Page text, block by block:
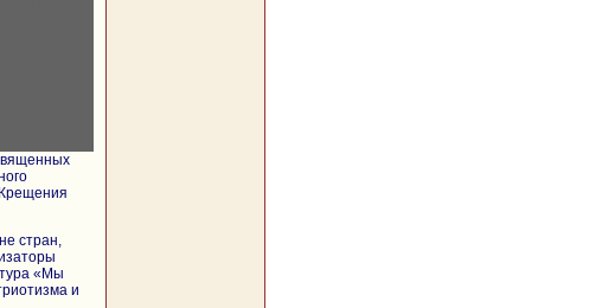
стран,
«Мы
и